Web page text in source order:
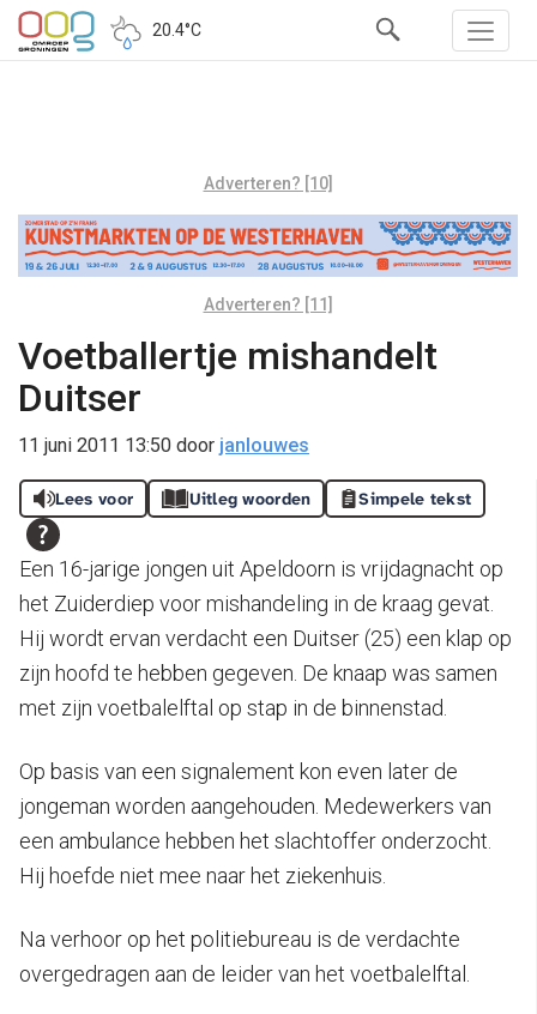
20.4°C
Adverteren? [10]
Adverteren? [11]
Voetballertje mishandelt
Duitser
11 juni 2011 13:50 door janlouwes
Lees voor Uitleg woorden Simpele tekst
Een 16-jarige jongen uit Apeldoorn is vrijdagnacht op
het Zuiderdiep voor mishandeling in de kraag gevat.
Hij wordt ervan verdacht een Duitser (25) een klap op
zijn hoofd te hebben gegeven. De knaap was samen
met zijn voetbalelftal op stap in de binnenstad.
Op basis van een signalement kon even later de
jongeman worden aangehouden. Medewerkers van
een ambulance hebben het slachtoffer onderzocht.
Hij hoefde niet mee naar het ziekenhuis.
Na verhoor op het politiebureau is de verdachte
overgedragen aan de leider van het voetbalelftal.